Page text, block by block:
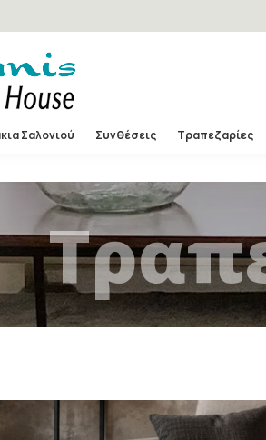
Σαλονιού Συνθέσεις Τραπεζαρίες